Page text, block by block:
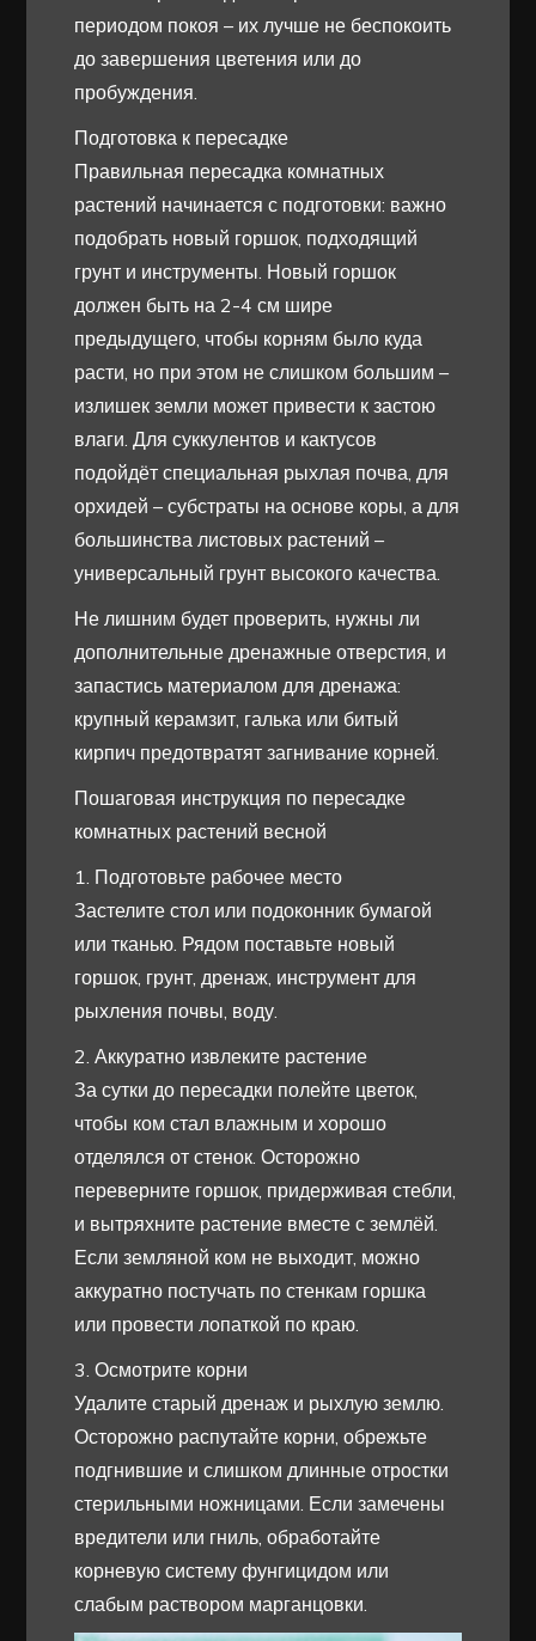
периодом покоя – их лучше не беспокоить
до завершения цветения или до
пробуждения.
Подготовка к пересадке
Правильная пересадка комнатных
растений начинается с подготовки: важно
подобрать новый горшок, подходящий
грунт и инструменты. Новый горшок
должен быть на 2-4 см шире
предыдущего, чтобы корням было куда
расти, но при этом не слишком большим –
излишек земли может привести к застою
влаги. Для суккулентов и кактусов
подойдёт специальная рыхлая почва, для
орхидей – субстраты на основе коры, а для
большинства листовых растений –
универсальный грунт высокого качества.
Не лишним будет проверить, нужны ли
дополнительные дренажные отверстия, и
запастись материалом для дренажа:
крупный керамзит, галька или битый
кирпич предотвратят загнивание корней.
Пошаговая инструкция по пересадке
комнатных растений весной
1. Подготовьте рабочее место
Застелите стол или подоконник бумагой
или тканью. Рядом поставьте новый
горшок, грунт, дренаж, инструмент для
рыхления почвы, воду.
2. Аккуратно извлеките растение
За сутки до пересадки полейте цветок,
чтобы ком стал влажным и хорошо
отделялся от стенок. Осторожно
переверните горшок, придерживая стебли,
и вытряхните растение вместе с землёй.
Если земляной ком не выходит, можно
аккуратно постучать по стенкам горшка
или провести лопаткой по краю.
3. Осмотрите корни
Удалите старый дренаж и рыхлую землю.
Осторожно распутайте корни, обрежьте
подгнившие и слишком длинные отростки
стерильными ножницами. Если замечены
вредители или гниль, обработайте
корневую систему фунгицидом или
слабым раствором марганцовки.